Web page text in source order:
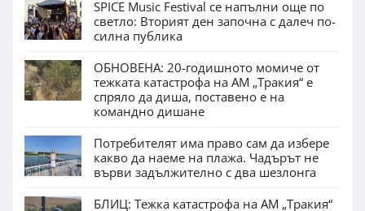
SPICE Music Festival се напълни още по
светло: Вторият ден започна с далеч по-
силна публика
ОБНОВЕНА: 20-годишното момиче от
тежката катастрофа на АМ „Тракия“ е
спряло да диша, поставено е на
командно дишане
Потребителят има право сам да избере
какво да наеме на плажа. Чадърът не
върви задължително с два шезлонга
БЛИЦ: Тежка катастрофа на АМ „Тракия“